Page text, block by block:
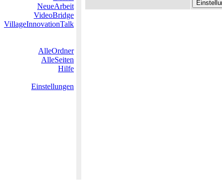
NeueArbeit
VideoBridge
VillageInnovationTalk
AlleOrdner
AlleSeiten
Hilfe
Einstellungen